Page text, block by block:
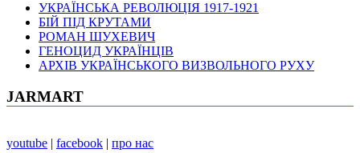
УКРАЇНСЬКА РЕВОЛЮЦІЯ 1917-1921
БІЙ ПІД КРУТАМИ
РОМАН ШУХЕВИЧ
ГЕНОЦИД УКРАЇНЦІВ
АРХІВ УКРАЇНСЬКОГО ВИЗВОЛЬНОГО РУХУ
JARMART
youtube | facebook | про нас